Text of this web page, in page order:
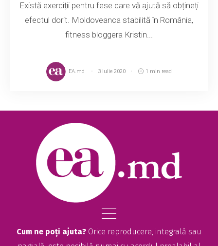
Există exerciții pentru fese care vă ajută să obțineți
efectul dorit. Moldoveanca stabilită în România,
fitness bloggera Kristin...
EA.md 3 iulie 2020 1 min read
Cum ne poți ajuta? Orice reproducere, integrală sau